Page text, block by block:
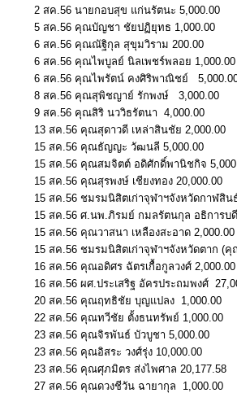
2 สค.56 นายกอบสุข แก่นรัตนะ 5,000.00
5 สค.56 คุณบัญชา ชัยปฏิยุทธ 1,000.00
6 สค.56 คุณณัฐิกุล สุขุมวิราม 200.00
6 สค.56 คุณไพบูลย์ นิลเพชร์พลอย 1,000.00
6 สค.56 คุณไพรัตน์ คงศิริพาณิชย์
8 สค.56 คุณสุพิชญาย์ รักพงษ์ 3,000.00
9 สค.56 คุณสิริ นววิธรัตนา 4,000.00
13 สค.56 คุณสุดาวดี เหล่าสินชัย 2,000.00
15 สค.56 คุณธัญญะ วัฒนลี 5,000.00
15 สค.56 คุณสมจิตต์ อดิศักดิ์พานิชกิจ
15 สค.56 คุณสุรพงษ์ เชียงทอง 20,000.00
15 สค.56 ชมรมนิสิตเก่าจุฬาฯจังหวัดกาฬสิน
15 สค.56 ศ.นพ.ภิรมย์ กมลรัตนกุล อธิการบดี
15 สค.56 คุณวาสนา เหลืองสะอาด 2,000.00
15 สค.56 ชมรมนิสิตเก่าจุฬาฯจังหวัดตาก (
16 สค.56 คุณอดิศร ฉัตรเกื้อกูลวงศ์ 2,000.00
16 สค.56 ผศ.ประเสริฐ อัครประถมพงศ์
20 สค.56 คุณฤทธิชัย บุญแปลง 1,000.00
22 สค.56 คุณทวีชัย ตั้งธนทรัพย์ 1,000.00
23 สค.56 คุณจิรพันธ์ บัวบูชา 5,000.00
23 สค.56 คุณอิสระ วงศ์รุ่ง 10,000.00
23 สค.56 คุณศุภมิตร ส่งไพศาล 20,177.58
27 สค.56 คุณดวงชีวัน ฉายากุล 1,000.00